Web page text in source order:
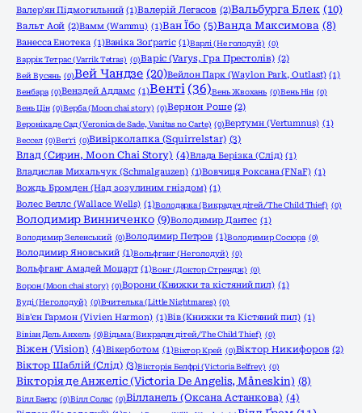
Валер'ян Підмогильний (1)Валерій Легасов (2)Вальбурга Блек (10)
Вальт Аой (2)Вамм (Wammu) (1)Ван Їбо (5)Ванда Максимова (8)
Ванесса Енотека (1)Ваніка Зоґратіс (1)Варлі (Не голодуй) (0)
Варрік Тетрас (Varrik Tetras) (0)Варіс (Varys, Гра Престолів) (2)
Вей Вусянь (0)Вей Чандзе (20)Вейлон Парк (Waylon Park, Outlast) (1)
Венбара (0)Венздей Аддамс (1)Венті (36)Вень Жвохань (0)Вень Нін (0)
Вень Цін (0)Верба (Moon chai story) (0)Вернон Роше (2)
Вероніка де Сад (Veronica de Sade, Vanitas no Carte) (0)Вертумн (Vertumnus) (1)
Вессел (0)Веґґі (0)Вивірколапка (Squirrelstar) (3)
Влад (Сирин, Moon Chai Story) (4)Влада Берізка (Слід) (1)
Владислав Михальчук (Schmalgauzen) (1)Вовчиця Роксана (FNaF) (1)
Вождь Бромден (Над зозулиним гніздом) (1)
Волес Веллс (Wallace Wells) (1)Володарка (Викрадач дітей/The Child Thief) (0)
Володимир Винниченко (9)Володимир Дантес (1)
Володимир Зеленський (0)Володимир Петров (1)Володимир Сосюра (0)
Володимир Яновський (1)Вольфганг (Не голодуй) (0)
Вольфганг Амадей Моцарт (1)Вонг (Доктор Стрендж) (0)
Ворон (Moon chai story) (0)Ворони (Книжки та кістяний пил) (1)
Вуді (Не голодуй) (0)Вчителька (Little Nightmares) (0)
Вів'єн Гармон (Vivien Harmon) (1)Вів (Книжки та Кістяний пил) (1)
Вівіан Дель Анхель (0)Відьма (Викрадач дітей/The Child Thief) (0)
Віжен (Vision) (4)Вікерботом (1)Віктор Крей (0)Віктор Никифоров (2)
Віктор Шаблій (Слід) (3)Вікторія Белфрі (Victoria Belfrey) (0)
Вікторія де Анжеліс (Victoria De Angelis, Måneskin) (8)
Вілл Баєрс (0)Вілл Солас (0)Вілланель (Оксана Астанкова) (4)